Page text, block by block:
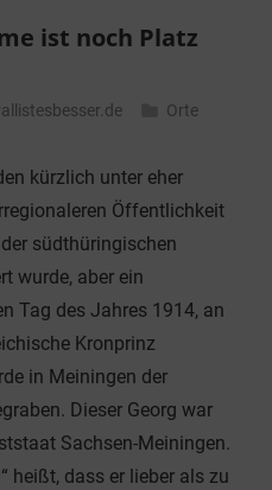
ist noch Platz
Orte
kürzlich unter eher
Öffentlichkeit
südthüringischen
wurde, aber ein
Tag des Jahres 1914, an
Kronprinz
in Meiningen der
Dieser Georg war
Sachsen-Meiningen.
heißt, dass er lieber als zu